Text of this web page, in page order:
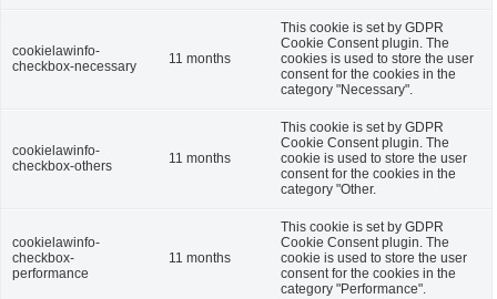
cookielawinfo-
checkbox-necessary
11 months
This cookie is set by GDPR
Cookie Consent plugin. The
cookies is used to store the user
consent for the cookies in the
category "Necessary".
cookielawinfo-
checkbox-others
11 months
This cookie is set by GDPR
Cookie Consent plugin. The
cookie is used to store the user
consent for the cookies in the
category "Other.
cookielawinfo-
checkbox-
performance
11 months
This cookie is set by GDPR
Cookie Consent plugin. The
cookie is used to store the user
consent for the cookies in the
category "Performance".